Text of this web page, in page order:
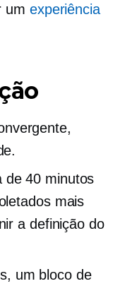
um experiência
de 40 minutos
mais
a definição do
um bloco de